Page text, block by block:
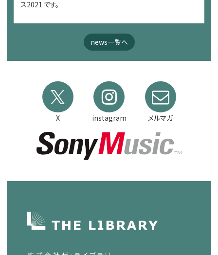
ス2021 です。
news一覧へ
X instagram メルマガ